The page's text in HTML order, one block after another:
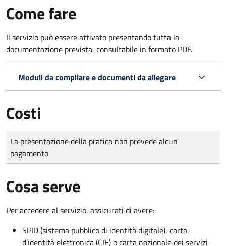
Come fare
Il servizio può essere attivato presentando tutta la
documentazione prevista, consultabile in formato PDF.
Moduli da compilare e documenti da allegare
Costi
Tipo di pagamento
Importo
La presentazione della pratica non prevede alcun
pagamento
Cosa serve
Per accedere al servizio, assicurati di avere:
SPID (sistema pubblico di identità digitale), carta
d’identità elettronica (CIE) o carta nazionale dei servizi